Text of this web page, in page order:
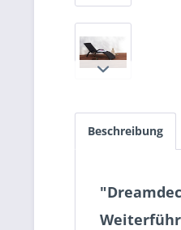
Beschreibung